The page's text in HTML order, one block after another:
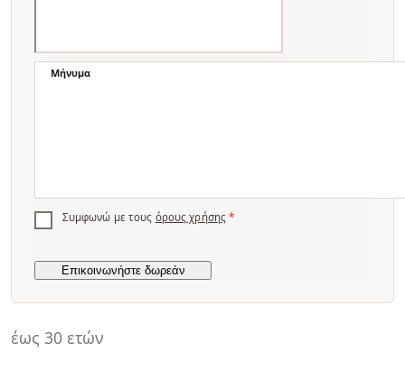
έως 30 ετών
Μήνυμα
Συμφωνώ με τους όρους χρήσης *